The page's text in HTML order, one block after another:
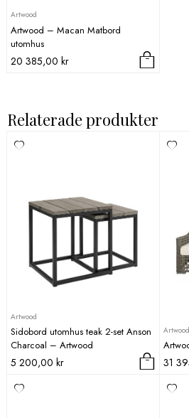
Artwood
Artwood – Macan Matbord
utomhus
20 385,00 kr
Relaterade produkter
Artwood
Sidobord utomhus teak 2-set Anson
Charcoal – Artwood
5 200,00 kr
Artwood
31